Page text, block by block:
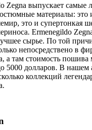
Zegna выпускает самые
материалы: это
это и супертонкая
Ermenegildo
сырье. По той
непосредствено в
а там стоимость
5000 долларов. В нашем
коллекций